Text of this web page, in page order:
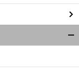
し
い
ウ
ィ
ン
ウ